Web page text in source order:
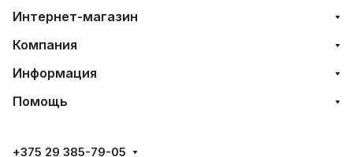
Интернет-магазин
Компания
Информация
Помощь
+375 29 385-79-05